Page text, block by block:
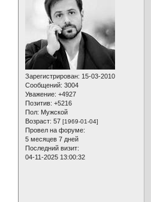
Зарегистрирован: 15-03-2010
Сообщений: 3004
Уважение: +4927
Позитив: +5216
Пол: Мужской
Возраст: 57 [1969-01-04]
Провел на форуме:
5 месяцев 7 дней
Последний визит:
04-11-2025 13:00:32